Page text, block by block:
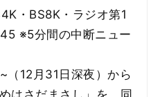
・BS8K・ラジオ第1
※5分間の中断ニュー
12月31日深夜）から
はさだまさし」を、同